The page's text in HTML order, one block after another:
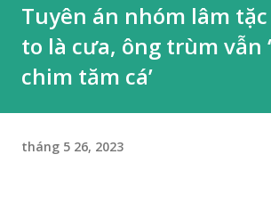
Tuyên án nhóm lâm tặc
to là cưa, ông trùm vẫn
chim tăm cá’
tháng 5 26, 2023